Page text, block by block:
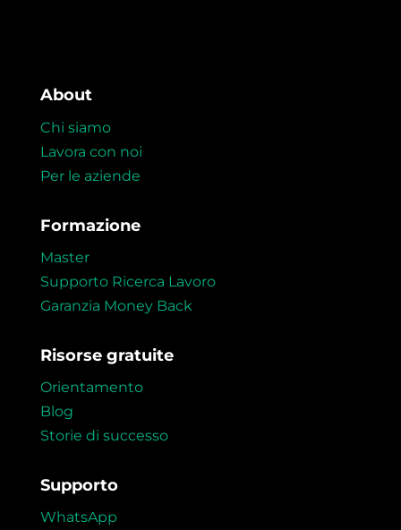
About
Chi siamo
Lavora con noi
Per le aziende
Formazione
Master
Supporto Ricerca Lavoro
Garanzia Money Back
Risorse gratuite
Orientamento
Blog
Storie di successo
Supporto
WhatsApp